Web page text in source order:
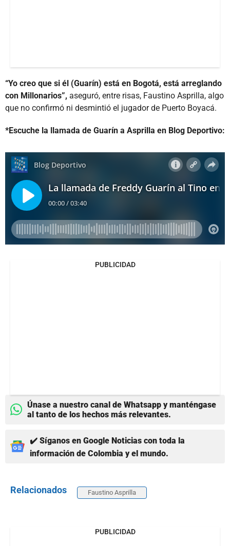
“Yo creo que si él (Guarín) está en Bogotá, está arreglando
con Millonarios”, aseguró, entre risas, Faustino Asprilla, algo
que no confirmó ni desmintió el jugador de Puerto Boyacá.
*Escuche la llamada de Guarín a Asprilla en Blog Deportivo:
PUBLICIDAD
Únase a nuestro canal de Whatsapp y manténgase
al tanto de los hechos más relevantes.
✔️ Síganos en Google Noticias con toda la
información de Colombia y el mundo.
Relacionados Faustino Asprilla
PUBLICIDAD